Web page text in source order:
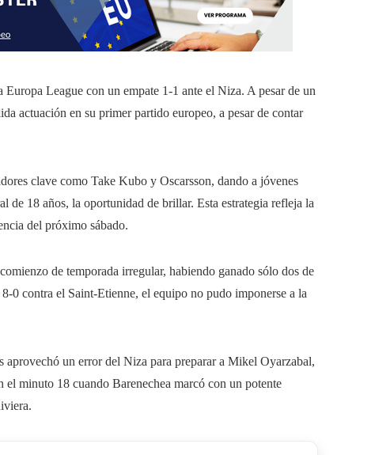
League con un empate 1-1 ante el Niza. A pesar de un
actuación en su primer partido europeo, a pesar de contar
clave como Take Kubo y Oscarsson, dando a jóvenes
18 años, la oportunidad de brillar. Esta estrategia refleja la
del próximo sábado.
de temporada irregular, habiendo ganado sólo dos de
0 contra el Saint-Etienne, el equipo no pudo imponerse a la
un error del Niza para preparar a Mikel Oyarzabal,
minuto 18 cuando Barenechea marcó con un potente